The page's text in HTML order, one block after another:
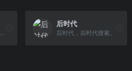
轻略搜索聚合国内外及各种垂直搜索引擎。 一键切换垂直搜索和来源网站，只需一个网页即可获取全网搜索资源，并根据您的搜索习惯智能排序和自定义搜索，真正的一 站式全能搜索。覆盖新闻、图片、视频、小说、地图、法律、资源、云盘、旅游、商业、科教、软件、电影、医疗、票务等几十种细分领域。
后时代
后时代，后时代搜索。